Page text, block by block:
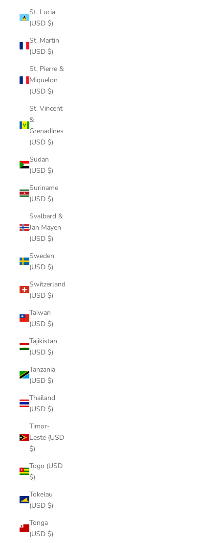
St. Lucia
(USD $)
St. Martin
(USD $)
St. Pierre &
Miquelon
(USD $)
St. Vincent
&
Grenadines
(USD $)
Sudan
(USD $)
Suriname
(USD $)
Svalbard &
Jan Mayen
(USD $)
Sweden
(USD $)
Switzerland
(USD $)
Taiwan
(USD $)
Tajikistan
(USD $)
Tanzania
(USD $)
Thailand
(USD $)
Timor-
Leste (USD
$)
Togo (USD
$)
Tokelau
(USD $)
Tonga
(USD $)